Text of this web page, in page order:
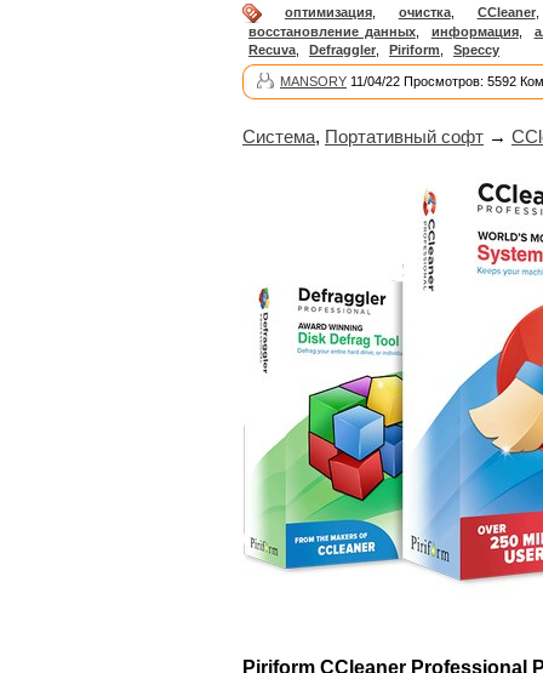
оптимизация, очистка, CCleaner
восстановление данных, информация,
Recuva
Defraggler Piriform Speccy
MANSORY 11/04/22 Просмотров: 5592
Система, Портативный софт →
Piriform CCleaner Professional